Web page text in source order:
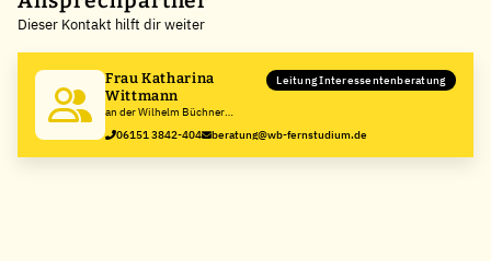
−
Dieser Kontakt hilft dir weiter
Frau Katharina
Wittmann
an der Wilhelm Büchner
Hochschule
Leitung Interessentenberatung
06151 3842-404 beratung@wb-fernstudium.de